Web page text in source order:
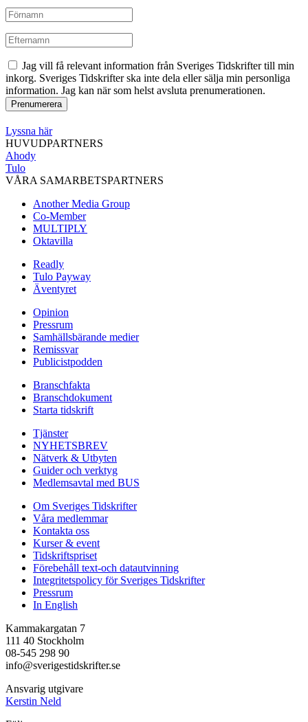
Jag vill få relevant information från Sveriges Tidskrifter till min
inkorg. Sveriges Tidskrifter ska inte dela eller sälja min personliga
information. Jag kan när som helst avsluta prenumerationen.
Lyssna här
HUVUDPARTNERS
Ahody
Tulo
VÅRA SAMARBETSPARTNERS
Another Media Group
Co-Member
MULTIPLY
Oktavilla
Readly
Tulo Payway
Äventyret
Opinion
Pressrum
Samhällsbärande medier
Remissvar
Publicistpodden
Branschfakta
Branschdokument
Starta tidskrift
Tjänster
NYHETSBREV
Nätverk & Utbyten
Guider och verktyg
Medlemsavtal med BUS
Om Sveriges Tidskrifter
Våra medlemmar
Kontakta oss
Kurser & event
Tidskriftspriset
Förebehåll text-och datautvinning
Integritetspolicy för Sveriges Tidskrifter
Pressrum
In English
Kammakargatan 7
111 40 Stockholm
08-545 298 90
info@sverigestidskrifter.se
Ansvarig utgivare
Kerstin Neld